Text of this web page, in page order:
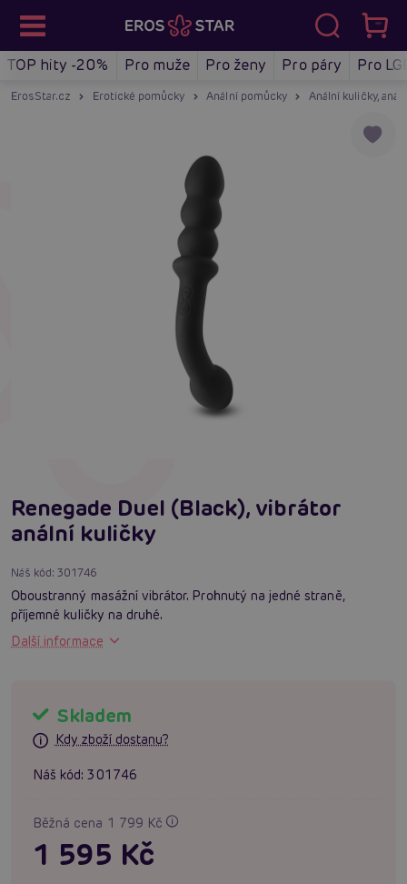
TOP hity -20% Pro muže Pro ženy Pro páry Pro
ErosStar.cz Erotické pomůcky Anální pomůcky Anální kuličky,
Renegade Duel (Black), vibrátor
anální kuličky
Náš kód:301746
Oboustranný masážní vibrátor. Prohnutý na jedné straně,
příjemné kuličky na druhé.
Další informace
Skladem
Kdy zboží dostanu?
Náš kód: 301746
Běžná cena 1 799 Kč
1 595 Kč